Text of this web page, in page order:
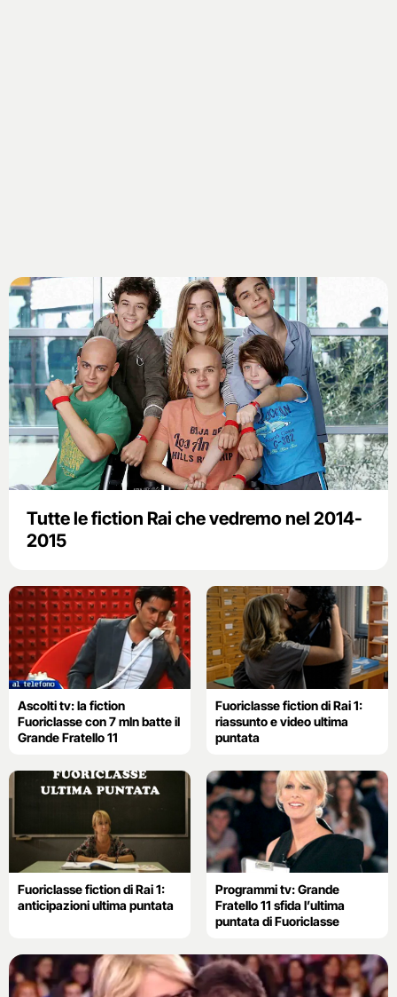
Tutte le fiction Rai che vedremo nel 2014-
2015
Ascolti tv: la fiction
Fuoriclasse con 7 mln batte il
Grande Fratello 11
Fuoriclasse fiction di Rai 1:
riassunto e video ultima
puntata
Fuoriclasse fiction di Rai 1:
anticipazioni ultima puntata
Programmi tv: Grande
Fratello 11 sfida l’ultima
puntata di Fuoriclasse